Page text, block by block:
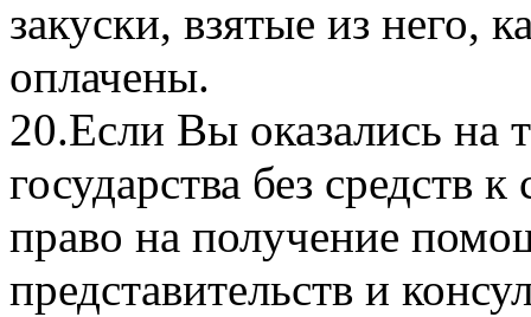
закуски, взятые из него,
оплачены.
20.Если Вы оказались на
государства без средств
право на получение
представительств и